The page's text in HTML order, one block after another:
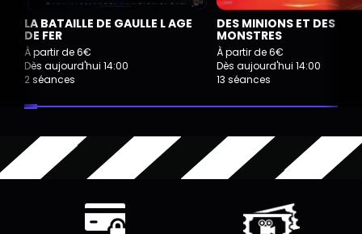
LA BATAILLE DE GAULLE L AGE
DE FER
À partir de 6€
Dès aujourd'hui 14:00
2 séances
DES MINIONS ET DES
MONSTRES
À partir de 6€
Dès aujourd'hui 14:00
13 séances